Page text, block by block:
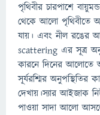
পৃথিবীর চারপাশে
থেকে আলো পৃথিবীতে
যায়। এবং নীল রঙের
scattering এর সূত্র
কারনে দিনের আলোতে
সূর্যরশ্মির অনুপস্থিতির
দেখায়।স্যার আইজাক
পাওয়া সাদা আলো